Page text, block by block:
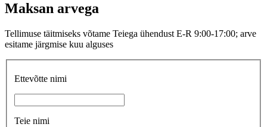
Maksan arvega
Tellimuse täitmiseks võtame Teiega ühendust E-R 9:00-17:00; arve
esitame järgmise kuu alguses
Ettevõtte nimi
Teie nimi